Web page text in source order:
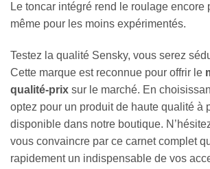
Le toncar intégré rend le roulage encore
même pour les moins expérimentés.
Testez la qualité Sensky, vous serez
Cette marque est reconnue pour offrir le
qualité-prix sur le marché. En
optez pour un produit de haute qualité à
disponible dans notre boutique.
vous convaincre par ce carnet complet
rapidement un indispensable de vos